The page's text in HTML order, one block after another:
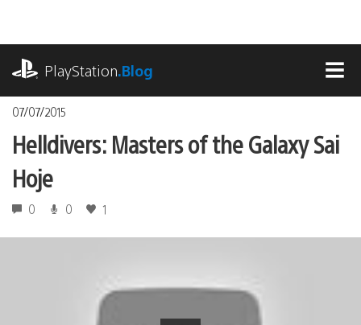
o
conteúdoPlayStation.Blog
07/07/2015
Helldivers: Masters of the Galaxy Sai
Hoje
0 0 1